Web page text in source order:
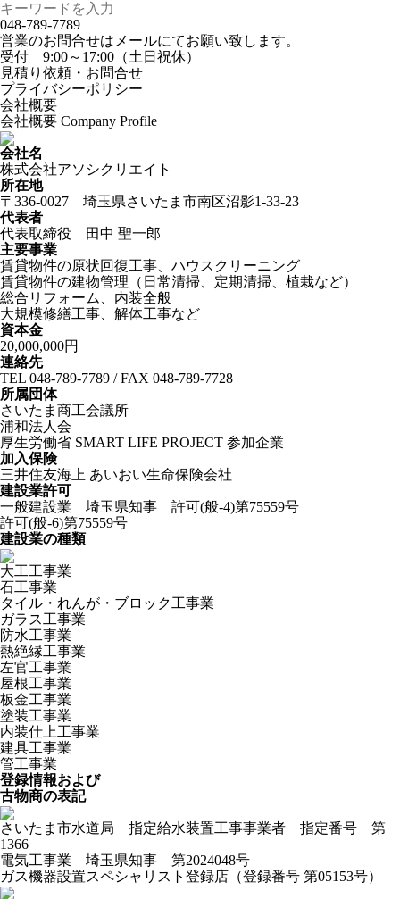
048-789-7789
営業のお問合せはメールにてお願い致します。
受付 9:00～17:00（土日祝休）
見積り依頼・お問合せ
プライバシーポリシー
会社概要
会社概要 Company Profile
会社名
株式会社アソシクリエイト
所在地
〒336-0027 埼玉県さいたま市南区沼影1-33-23
代表者
代表取締役 田中 聖一郎
主要事業
賃貸物件の原状回復工事、ハウスクリーニング
賃貸物件の建物管理（日常清掃、定期清掃、植栽など）
総合リフォーム、内装全般
大規模修繕工事、解体工事など
資本金
20,000,000円
連絡先
TEL 048-789-7789 / FAX 048-789-7728
所属団体
さいたま商工会議所
浦和法人会
厚生労働省 SMART LIFE PROJECT 参加企業
加入保険
三井住友海上 あいおい生命保険会社
建設業許可
一般建設業 埼玉県知事 許可(般-4)第75559号
許可(般-6)第75559号
建設業の種類
大工工事業
石工事業
タイル・れんが・ブロック工事業
ガラス工事業
防水工事業
熱絶縁工事業
左官工事業
屋根工事業
板金工事業
塗装工事業
内装仕上工事業
建具工事業
管工事業
登録情報および
古物商の表記
さいたま市水道局 指定給水装置工事事業者 指定番号 第
1366
電気工事業 埼玉県知事 第2024048号
ガス機器設置スペシャリスト登録店（登録番号 第05153号）